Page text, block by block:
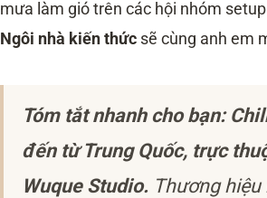
mưa làm gió trên các hội nhóm
Ngôi nhà kiến thức sẽ cùng anh em
Tóm tắt nhanh cho bạn:
đến từ Trung Quốc, trực
Wuque Studio. Thương